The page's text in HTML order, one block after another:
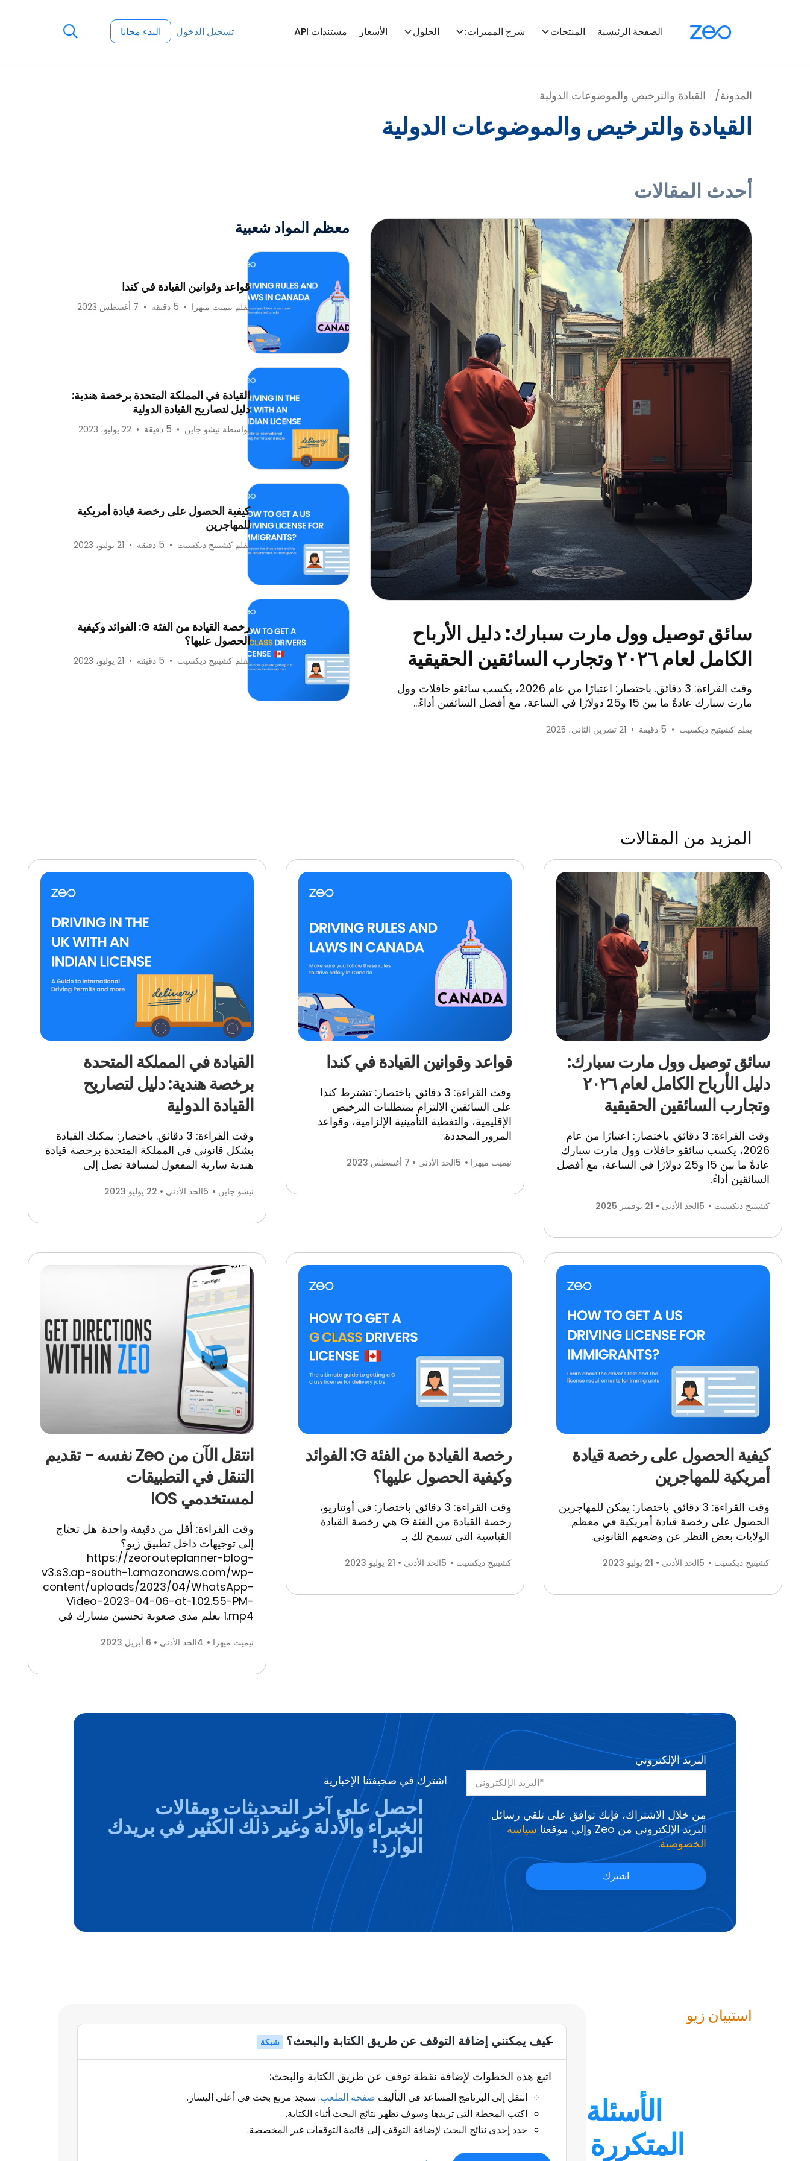
الصفحة الرئيسية المنتجات شرح المميزات: الحلول الأسعار مستندات API تسجيل الدخول البدء مجانا
المدونة/ القيادة والترخيص والموضوعات الدولية
القيادة والترخيص والموضوعات الدولية
أحدث المقالات
سائق توصيل وول مارت سبارك: دليل الأرباح
الكامل لعام ٢٠٢٦ وتجارب السائقين الحقيقية
وقت القراءة: 3 دقائق. باختصار: اعتبارًا من عام 2026، يكسب سائقو حافلات وول
مارت سبارك عادةً ما بين 15 و25 دولارًا في الساعة، مع أفضل السائقين أداءً...
بقلم كشيتيج ديكسيت •
5 دقيقة •
معظم المواد شعبية
قواعد وقوانين القيادة في كندا
بقلم نيميت ميهرا •
5 دقيقة •
القيادة في المملكة المتحدة برخصة هندية:
دليل لتصاريح القيادة الدولية
بواسطة نيشو جاين •
5 دقيقة •
كيفية الحصول على رخصة قيادة أمريكية
للمهاجرين
بقلم كشيتيج ديكسيت •
5 دقيقة •
رخصة القيادة من الفئة G: الفوائد وكيفية
الحصول عليها؟
بقلم كشيتيج ديكسيت •
5 دقيقة •
المزيد من المقالات
سائق توصيل وول مارت سبارك:
دليل الأرباح الكامل لعام ٢٠٢٦
وتجارب السائقين الحقيقية
وقت القراءة: 3 دقائق. باختصار: اعتبارًا من عام
2026، يكسب سائقو حافلات وول مارت سبارك
عادةً ما بين 15 و25 دولارًا في الساعة، مع أفضل
السائقين أداءً.
كشيتيج ديكسيت • 5الحد الأدنى • 21 نوفمبر 2025
قواعد وقوانين القيادة في كندا
وقت القراءة: 3 دقائق. باختصار: تشترط كندا
على السائقين الالتزام بمتطلبات الترخيص
الإقليمية، والتغطية التأمينية الإلزامية، وقواعد
المرور المحددة.
نيميت ميهرا • 5الحد الأدنى • 7 أغسطس 2023
القيادة في المملكة المتحدة
برخصة هندية: دليل لتصاريح
القيادة الدولية
وقت القراءة: 3 دقائق. باختصار: يمكنك القيادة
بشكل قانوني في المملكة المتحدة برخصة قيادة
هندية سارية المفعول لمسافة تصل إلى
نيشو جاين • 5الحد الأدنى • 22 يوليو 2023
كيفية الحصول على رخصة قيادة
أمريكية للمهاجرين
وقت القراءة: 3 دقائق. باختصار: يمكن للمهاجرين
الحصول على رخصة قيادة أمريكية في معظم
الولايات بغض النظر عن وضعهم القانوني.
كشيتيج ديكسيت • 5الحد الأدنى • 21 يوليو 2023
رخصة القيادة من الفئة G: الفوائد
وكيفية الحصول عليها؟
وقت القراءة: 3 دقائق. باختصار: في أونتاريو،
رخصة القيادة من الفئة G هي رخصة القيادة
القياسية التي تسمح لك بـ
كشيتيج ديكسيت • 5الحد الأدنى • 21 يوليو 2023
انتقل الآن من Zeo نفسه - تقديم
التنقل في التطبيقات
لمستخدمي IOS
وقت القراءة: أقل من دقيقة واحدة. هل تحتاج
إلى توجيهات داخل تطبيق زيو؟
https://zeorouteplanner-blog-
v3.s3.ap-south-1.amazonaws.com/wp-
content/uploads/2023/04/WhatsApp-
Video-2023-04-06-at-1.02.55-PM-
1.mp4 نعلم مدى صعوبة تحسين مسارك
في
نيميت ميهرا • 4الحد الأدنى • 6 أبريل 2023
اشترك في صحيفتنا الإخبارية
احصل على آخر التحديثات ومقالات
الخبراء والأدلة وغير ذلك الكثير في بريدك
الوارد!
البريد الإلكتروني
من خلال الاشتراك، فإنك توافق على تلقي رسائل
البريد الإلكتروني من Zeo وإلى موقعنا
⁩سياسة
الخصوصية⁧⁩.
استبيان زيو
الأسئلة
المتكررة
كيف يمكنني إضافة التوقف عن طريق الكتابة والبحث؟ شبكة
اتبع هذه الخطوات لإضافة نقطة توقف عن طريق الكتابة والبحث:
انتقل إلى البرنامج المساعد في التأليف صفحة الملعب. ستجد مربع بحث في أعلى اليسار.
اكتب المحطة التي تريدها وسوف تظهر نتائج البحث أثناء الكتابة.
حدد إحدى نتائج البحث لإضافة التوقف إلى قائمة التوقفات غير المخصصة.